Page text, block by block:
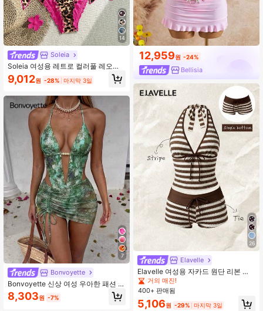
14
Soleia
Soleia 여성용 레트로 컬러풀 레오파
드, 얼룩말, 플로럴 프린트 프릴 홀터
넥 타이 태슬 장식 비치 비키니 세트
9,012원 -28% 마지막 3일
7
Bonvoyette
Bonvoyette 신상 여성 우아한 패션 로
맨틱 마카롱 컬러 2피스 핑크 비키니
수영복, 플로럴 프린트 홀터넥 수영복
8,303원 -7%
12,959원 -24%
Bellisia
26
Elavelle
Elavelle 여성용 자카드 원단 리본 수
영복 하의, 봄/여름
거의 매진!
400+ 판매됨
5,106원 -29% 마지막 3일